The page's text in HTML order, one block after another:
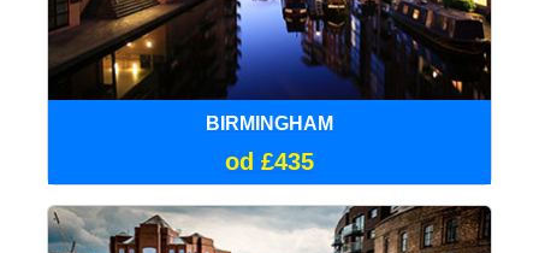
BIRMINGHAM
od £435